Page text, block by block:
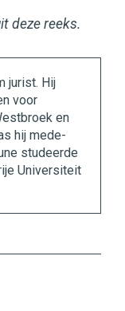
deze reeks.
jurist. Hij
voor
en
hij mede-
studeerde
Universiteit